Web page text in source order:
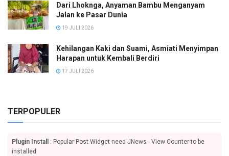
Dari Lhoknga, Anyaman Bambu Menganyam
Jalan ke Pasar Dunia
19 JULI 2026
Kehilangan Kaki dan Suami, Asmiati Menyimpan
Harapan untuk Kembali Berdiri
17 JULI 2026
TERPOPULER
Plugin Install
: Popular Post Widget need JNews - View Counter to be
installed